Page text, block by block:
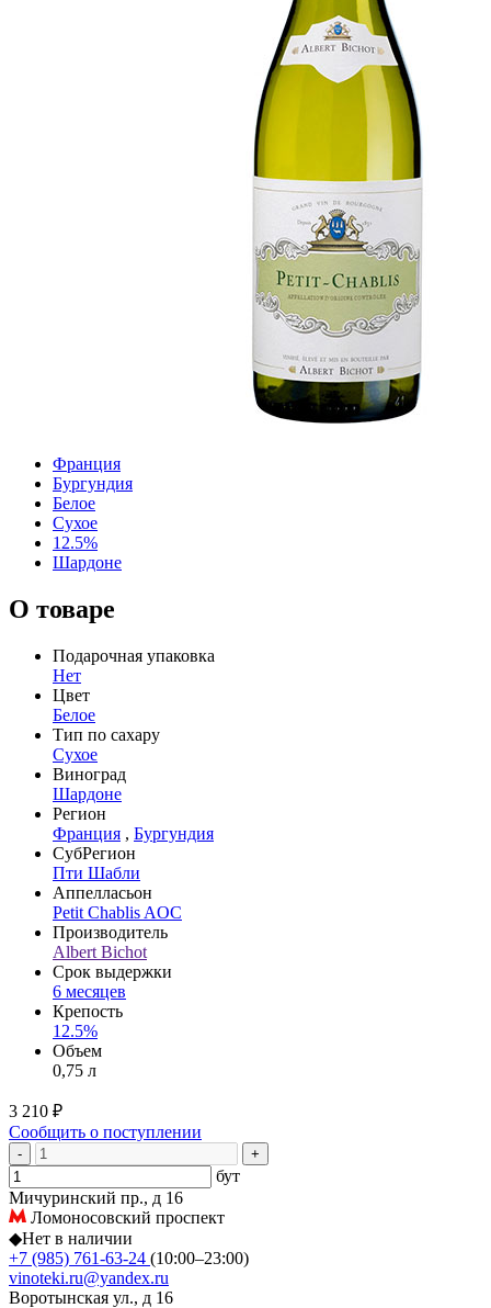
Франция
Бургундия
Белое
Сухое
12.5%
Шардоне
О товаре
Подарочная упаковка
Нет
Цвет
Белое
Тип по сахару
Сухое
Виноград
Шардоне
Регион
Франция , Бургундия
СубРегион
Пти Шабли
Аппелласьон
Petit Chablis AOC
Производитель
Albert Bichot
Срок выдержки
6 месяцев
Крепость
12.5%
Объем
0,75 л
3 210 ₽
Сообщить о поступлении
- +
бут
Мичуринский пр., д 16
Ломоносовский проспект
◆Нет в наличии
+7 (985) 761-63-24 (10:00–23:00)
vinoteki.ru@yandex.ru
Воротынская ул., д 16